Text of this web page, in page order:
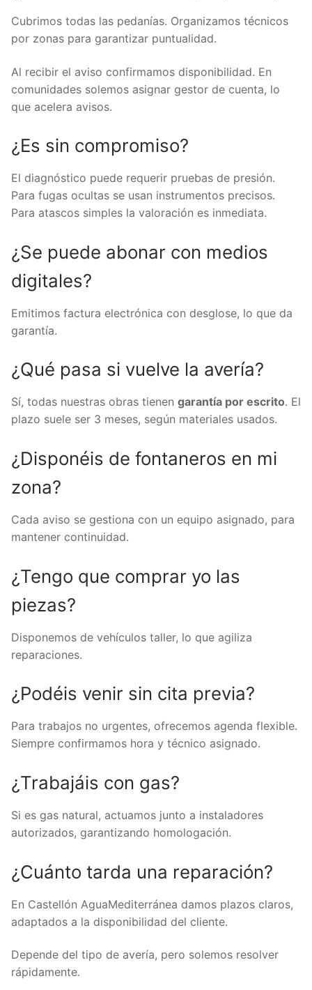
Cubrimos todas las pedanías. Organizamos técnicos
por zonas para garantizar puntualidad.
Al recibir el aviso confirmamos disponibilidad. En
comunidades solemos asignar gestor de cuenta, lo
que acelera avisos.
¿Es sin compromiso?
El diagnóstico puede requerir pruebas de presión.
Para fugas ocultas se usan instrumentos precisos.
Para atascos simples la valoración es inmediata.
¿Se puede abonar con medios
digitales?
Emitimos factura electrónica con desglose, lo que da
garantía.
¿Qué pasa si vuelve la avería?
Sí, todas nuestras obras tienen garantía por escrito. El
plazo suele ser 3 meses, según materiales usados.
¿Disponéis de fontaneros en mi
zona?
Cada aviso se gestiona con un equipo asignado, para
mantener continuidad.
¿Tengo que comprar yo las
piezas?
Disponemos de vehículos taller, lo que agiliza
reparaciones.
¿Podéis venir sin cita previa?
Para trabajos no urgentes, ofrecemos agenda flexible.
Siempre confirmamos hora y técnico asignado.
¿Trabajáis con gas?
Si es gas natural, actuamos junto a instaladores
autorizados, garantizando homologación.
¿Cuánto tarda una reparación?
En Castellón AguaMediterránea damos plazos claros,
adaptados a la disponibilidad del cliente.
Depende del tipo de avería, pero solemos resolver
rápidamente.